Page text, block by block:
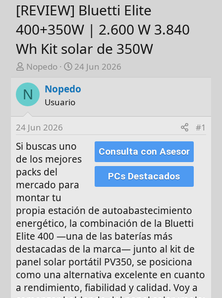
[REVIEW] Bluetti Elite
400+350W | 2.600 W 3.840
Wh Kit solar de 350W
A
t
o
r
Nopedo
F
c
h
e
i
n
i
24 Jun 2026
N Nopedo
Usuario
24 Jun 2026 #1
Consulta con Asesor
PCs Destacados
Si buscas uno
de los mejores
packs del
mercado para
montar tu
propia estación de autoabastecimiento
energético, la combinación de la Bluetti
Elite 400 —una de las baterías más
destacadas de la marca— junto al kit de
panel solar portátil PV350, se posiciona
como una alternativa excelente en cuanto
a rendimiento, fiabilidad y calidad. Voy a